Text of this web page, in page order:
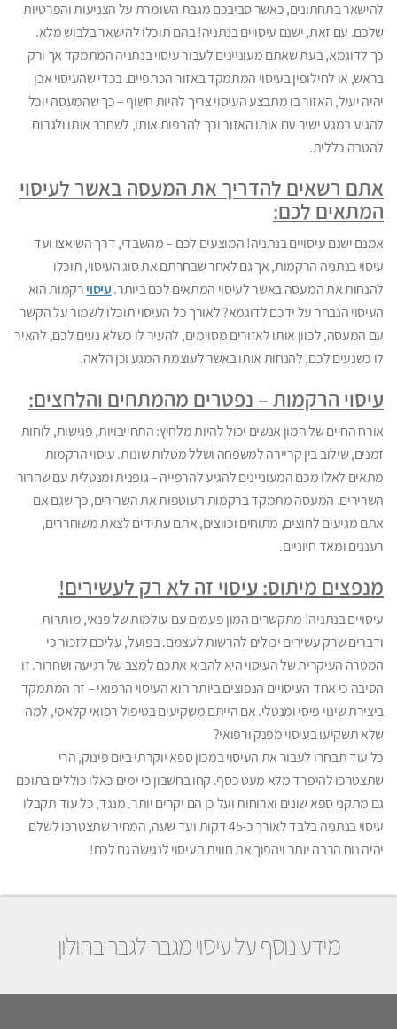
להישאר בתחתונים, כאשר סביבכם מגבת השומרת על הצניעות והפרטיות
שלכם. עם זאת, ישנם עיסויים בנתניה! בהם תוכלו להישאר בלבוש מלא.
כך לדוגמא, בעת שאתם מעוניינים לעבור עיסוי בנתניה המתמקד אך ורק
בראש, או לחילופין בעיסוי המתמקד באזור הכתפיים. בכדי שהעיסוי אכן
יהיה יעיל, האזור בו מתבצע העיסוי צריך להיות חשוף – כך שהמעסה יוכל
להגיע במגע ישיר עם אותו האזור וכך להרפות אותו, לשחרר אותו ולגרום
להטבה כללית.
אתם רשאים להדריך את המעסה באשר לעיסוי
המתאים לכם:
אמנם ישנם עיסויים בנתניה! המוצעים לכם – מהשבדי, דרך השיאצו ועד
עיסוי בנתניה הרקמות, אך גם לאחר שבחרתם את סוג העיסוי, תוכלו
להנחות את המעסה באשר לעיסוי המתאים לכם ביותר. עיסוי רקמות הוא
העיסוי הנבחר על ידכם לדוגמא? לאורך כל העיסוי תוכלו לשמור על הקשר
עם המעסה, לכוון אותו לאזורים מסוימים, להעיר לו כשלא נעים לכם, להאיר
לו כשנעים לכם, להנחות אותו באשר לעוצמת המגע וכן הלאה.
עיסוי הרקמות – נפטרים מהמתחים והלחצים:
אורח החיים של המון אנשים יכול להיות מלחיץ: התחייבויות, פגישות, לוחות
זמנים, שילוב בין קריירה למשפחה ושלל מטלות שונות. עיסוי הרקמות
מתאים לאלו מכם המעוניינים להגיע להרפייה – גופנית ומנטלית עם שחרור
השרירים. המעסה מתמקד ברקמות העוטפות את השרירים, כך שגם אם
אתם מגיעים לחוצים, מתוחים וכווצים, אתם עתידים לצאת משוחררים,
רעננים ומאד חיוניים.
מנפצים מיתוס: עיסוי זה לא רק לעשירים!
עיסויים בנתניה! מתקשרים המון פעמים עם עולמות של פנאי, מותרות
ודברים שרק עשירים יכולים להרשות לעצמם. בפועל, עליכם לזכור כי
המטרה העיקרית של העיסוי היא להביא אתכם למצב של רגיעה ושחרור. זו
הסיבה כי אחד העיסויים הנפוצים ביותר הוא העיסוי הרפואי – זה המתמקד
ביצירת שינוי פיסי ומנטלי. אם הייתם משקיעים בטיפול רפואי קלאסי, למה
שלא תשקיעו בעיסוי מפנק ורפואי?
כל עוד תבחרו לעבור את העיסוי במכון ספא יוקרתי ביום פינוק, הרי
שתצטרכו להיפרד מלא מעט כסף. קחו בחשבון כי ימים כאלו כוללים בתוכם
גם מתקני ספא שונים וארוחות ועל כן הם יקרים יותר. מנגד, כל עוד תקבלו
עיסוי בנתניה בלבד לאורך כ-45 דקות ועד שעה, המחיר שתצטרכו לשלם
יהיה נוח הרבה יותר ויהפוך את חווית העיסוי לנגישה גם לכם!
מידע נוסף על עיסוי מגבר לגבר בחולון